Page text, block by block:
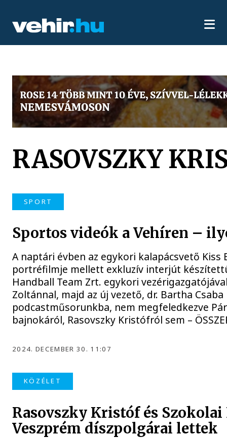
RASOVSZKY
SPORT
Sportos videók a Vehíren –
A naptári évben az egykori kalapácsvető Kiss
portréfilmje mellett exkluzív interjút
Handball Team Zrt. egykori
Zoltánnal, majd az új vezető, dr. Bartha
podcastműsorunkba, nem megfeledkezve
bajnokáról, Rasovszky Kristófról sem –
2024. DECEMBER 30. 11:07
KÖZÉLET
Rasovszky Kristóf és Szokolai
Veszprém díszpolgárai lettek